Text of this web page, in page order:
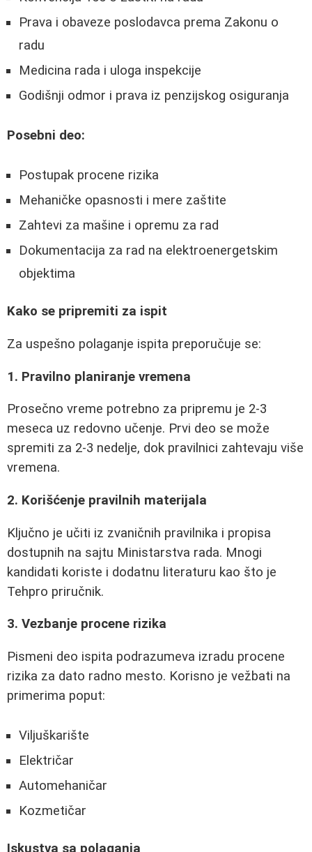
Prava i obaveze poslodavca prema Zakonu o
radu
Medicina rada i uloga inspekcije
Godišnji odmor i prava iz penzijskog osiguranja
Posebni deo:
Postupak procene rizika
Mehaničke opasnosti i mere zaštite
Zahtevi za mašine i opremu za rad
Dokumentacija za rad na elektroenergetskim
objektima
Kako se pripremiti za ispit
Za uspešno polaganje ispita preporučuje se:
1. Pravilno planiranje vremena
Prosečno vreme potrebno za pripremu je 2-3
meseca uz redovno učenje. Prvi deo se može
spremiti za 2-3 nedelje, dok pravilnici zahtevaju više
vremena.
2. Korišćenje pravilnih materijala
Ključno je učiti iz zvaničnih pravilnika i propisa
dostupnih na sajtu Ministarstva rada. Mnogi
kandidati koriste i dodatnu literaturu kao što je
Tehpro priručnik.
3. Vezbanje procene rizika
Pismeni deo ispita podrazumeva izradu procene
rizika za dato radno mesto. Korisno je vežbati na
primerima poput:
Viljuškarište
Električar
Automehaničar
Kozmetičar
Iskustva sa polaganja